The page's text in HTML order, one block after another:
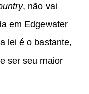
, não vai
em Edgewater
lei é o bastante,
ser seu maior